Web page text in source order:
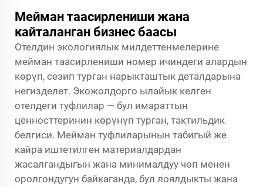
Мейман таасирлениши жана
кайталанган бизнес баасы
Отелдин экологиялык милдеттенмелерине
мейман таасирлениши номер ичиндеги алардын
көрүп, сезип турган нарыкташтык деталдарына
негизделет. Экожолдорго ылайык келген
отелдеги туфлилар — бул имараттын
ценносттеринин көрүнүп турган, тактильдик
белгиси. Мейман туфлиларынын табигый же
кайра иштетилген материалдардан
жасалгандыгын жана минималдуу чөп менен
оролгондугун байкаганда, бул лоялдыкты жана